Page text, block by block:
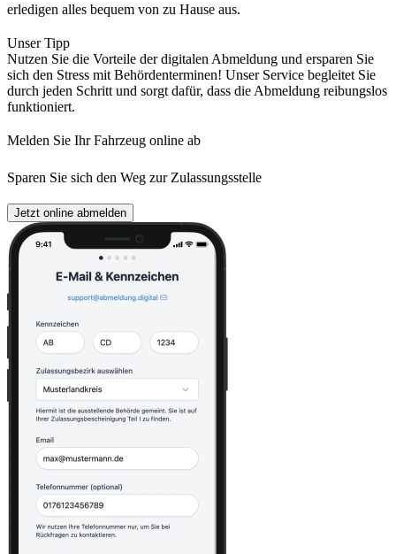
erledigen alles bequem von zu Hause aus.
Unser Tipp
Nutzen Sie die Vorteile der digitalen Abmeldung und ersparen Sie
sich den Stress mit Behördenterminen! Unser Service begleitet Sie
durch jeden Schritt und sorgt dafür, dass die Abmeldung reibungslos
funktioniert.
Melden Sie Ihr Fahrzeug online ab
Sparen Sie sich den Weg zur Zulassungsstelle
Jetzt online abmelden